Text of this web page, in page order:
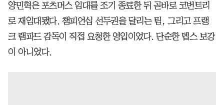
양민혁은 포츠머스 임대를 조기 종료한 뒤 곧바로 코번트리
로 재임대됐다. 챔피언십 선두권을 달리는 팀, 그리고 프랭
크 램파드 감독이 직접 요청한 영입이었다. 단순한 뎁스 보강
이 아니었다.